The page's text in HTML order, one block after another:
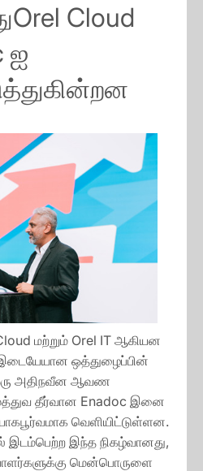
Cloud
ஐ
மற்றும் Orel IT ஆகியன
ஒத்துழைப்பின்
அதிநவீன ஆவண
தீர்வான Enadoc இனை
வெளியிட்டுள்ளன.
இடம்பெற்ற இந்த நிகழ்வானது,
மென்பொருளை